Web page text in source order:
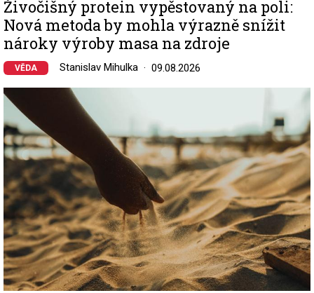
Živočišný protein vypěstovaný na poli:
Nová metoda by mohla výrazně snížit
nároky výroby masa na zdroje
VĚDA Stanislav Mihulka 09.08.2026
Image